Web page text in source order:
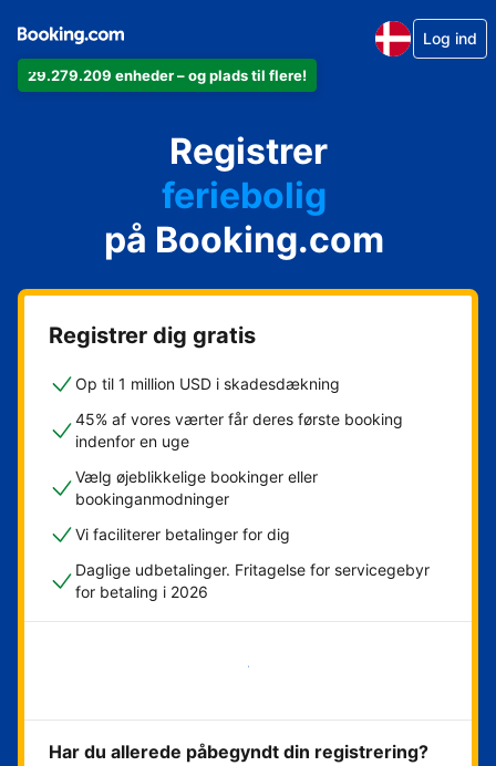
29.279.209 enheder – og plads til flere!
Log ind
Registrer
din lejlighed
dit hotel
feriebolig
dit pensionat
dit bed & breakfast
på Booking.com
Registrer dig gratis
Op til 1 million USD i skadesdækning
45% af vores værter får deres første booking
indenfor en uge
Vælg øjeblikkelige bookinger eller
bookinganmodninger
Vi faciliterer betalinger for dig
Daglige udbetalinger. Fritagelse for servicegebyr
for betaling i 2026
Kom i gang med det samme
Har du allerede påbegyndt din registrering?